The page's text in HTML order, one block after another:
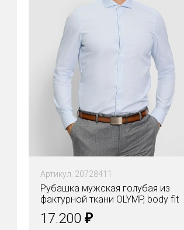
Артикул: 20728411
Рубашка мужская голубая из
фактурной ткани OLYMP, body fit
17.200 ₽